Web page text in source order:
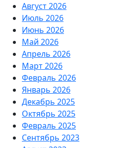
Август 2026
Июль 2026
Июнь 2026
Май 2026
Апрель 2026
Март 2026
Февраль 2026
Январь 2026
Декабрь 2025
Октябрь 2025
Февраль 2025
Сентябрь 2023